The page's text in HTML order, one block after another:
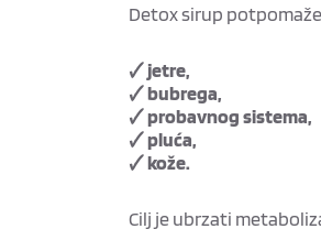
Detox sirup
🗸 jetre,
🗸 bubrega,
🗸 probavnog sistema,
🗸 pluća,
🗸 kože.
Cilj je ubrzati